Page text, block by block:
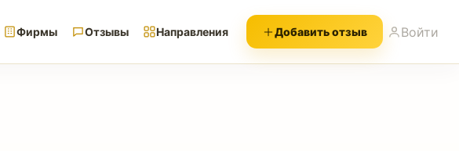
Фирмы Отзывы Направления Добавить отзыв Войти